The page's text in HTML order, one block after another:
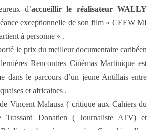
d’accueillir le réalisateur WALLY
exceptionnelle de son film « CEEW MI
à personne « .
le prix du meilleur documentaire caribéen
Rencontres Cinémas Martinique est
dans le parcours d’un jeune Antillais entre
et africaines .
Vincent Malausa ( critique aux Cahiers du
Donatien ( Journaliste ATV) et